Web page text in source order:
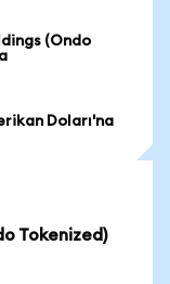
(Ondo
Doları'na
Tokenized)